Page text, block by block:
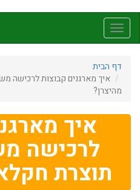
לתוכן
העיקריToggle
navigation
דף הבית
איך מארגנים קבוצות לרכישה
מהיצרן?
איך
לרכישה
תוצרת